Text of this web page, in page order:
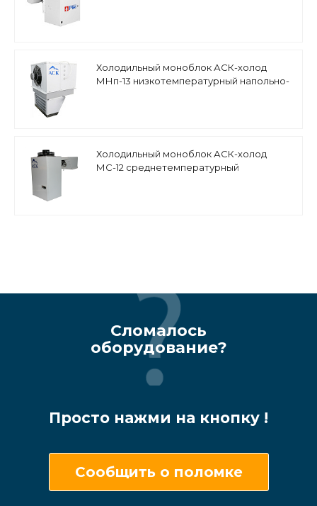
Холодильный моноблок АСК-холод
МНп-13 низкотемпературный напольно-
Холодильный моноблок АСК-холод
МС-12 среднетемпературный
Сломалось
оборудование?
Просто нажми на кнопку !
Сообщить о поломке